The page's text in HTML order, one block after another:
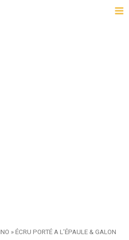
» ÉCRU PORTÉ A L’ÉPAULE & GALON